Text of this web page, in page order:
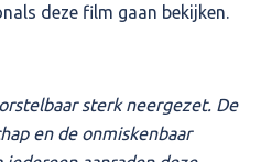
deze film gaan bekijken.
sterk neergezet. De
en de onmiskenbaar